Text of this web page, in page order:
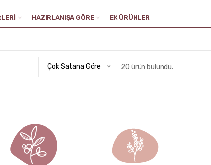
HAZIRLANIŞA GÖRE EK ÜRÜNLER
Çok Satana Göre 20 ürün bulundu.